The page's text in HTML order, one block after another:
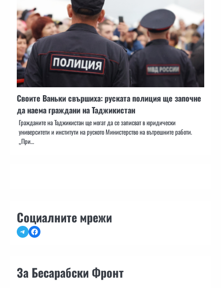
Своите Ваньки свършиха: руската полиция ще започне
да наема граждани на Таджикистан
Гражданите на Таджикистан ще могат да се записват в юридически
университети и институти на руското Министерство на вътрешните работи.
„При…
Социалните мрежи
TelegramFacebook
За Бесарабски Фронт